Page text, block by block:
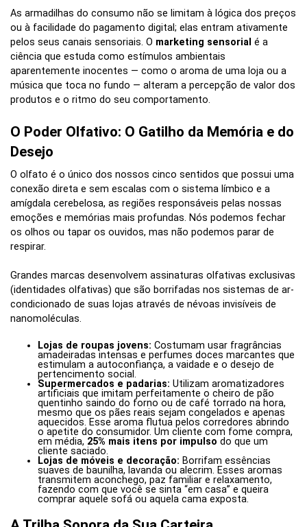
As armadilhas do consumo não se limitam à lógica dos preços
ou à facilidade do pagamento digital; elas entram ativamente
pelos seus canais sensoriais. O marketing sensorial é a
ciência que estuda como estímulos ambientais
aparentemente inocentes — como o aroma de uma loja ou a
música que toca no fundo — alteram a percepção de valor dos
produtos e o ritmo do seu comportamento.
O Poder Olfativo: O Gatilho da Memória e do
Desejo
O olfato é o único dos nossos cinco sentidos que possui uma
conexão direta e sem escalas com o sistema límbico e a
amígdala cerebelosa, as regiões responsáveis pelas nossas
emoções e memórias mais profundas. Nós podemos fechar
os olhos ou tapar os ouvidos, mas não podemos parar de
respirar.
Grandes marcas desenvolvem assinaturas olfativas exclusivas
(identidades olfativas) que são borrifadas nos sistemas de ar-
condicionado de suas lojas através de névoas invisíveis de
nanomoléculas.
Lojas de roupas jovens: Costumam usar fragrâncias
amadeiradas intensas e perfumes doces marcantes que
estimulam a autoconfiança, a vaidade e o desejo de
pertencimento social.
Supermercados e padarias: Utilizam aromatizadores
artificiais que imitam perfeitamente o cheiro de pão
quentinho saindo do forno ou de café torrado na hora,
mesmo que os pães reais sejam congelados e apenas
aquecidos. Esse aroma flutua pelos corredores abrindo
o apetite do consumidor. Um cliente com fome compra,
em média, 25% mais itens por impulso do que um
cliente saciado.
Lojas de móveis e decoração: Borrifam essências
suaves de baunilha, lavanda ou alecrim. Esses aromas
transmitem aconchego, paz familiar e relaxamento,
fazendo com que você se sinta “em casa” e queira
comprar aquele sofá ou aquela cama exposta.